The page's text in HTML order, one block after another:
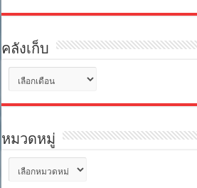
คลังเก็บ
คลัง
เก็บ
หมวดหมู่
หมวด
หมู่